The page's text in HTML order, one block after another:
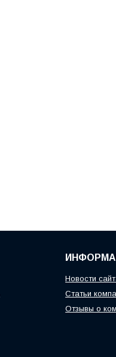
Новости
Статьи
Отзывы о